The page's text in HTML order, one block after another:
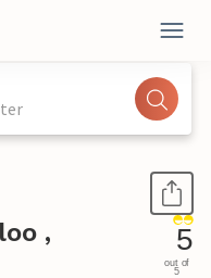
,
5
out of
5